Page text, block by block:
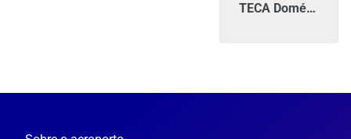
TECA Doméstico